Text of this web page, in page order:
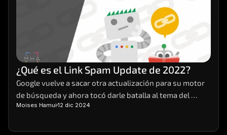
¿Qué es el Link Spam Update de 2022?
Google vuelve a sacar otra actualización para su motor
de búsqueda y ahora tocó darle batalla al tema del
spam. Así pues, salió a mediados de diciembre de este
Moises Hamui 12 dic 2024